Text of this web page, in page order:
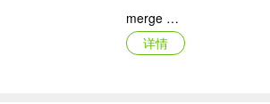
merge dragons ios版
详情